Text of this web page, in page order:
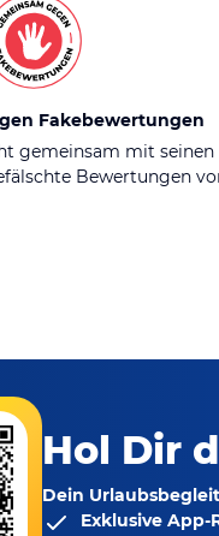
Fakebewertungen
gemeinsam mit seinen
Bewertungen
Hol Dir
Dein
Exklusive App-